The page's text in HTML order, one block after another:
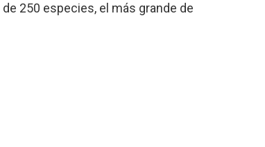
250 especies, el más grande de